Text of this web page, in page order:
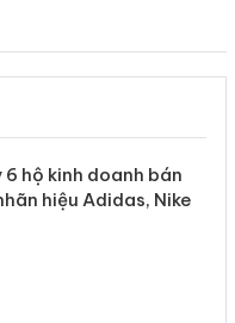
6 hộ kinh doanh bán
hiệu Adidas, Nike